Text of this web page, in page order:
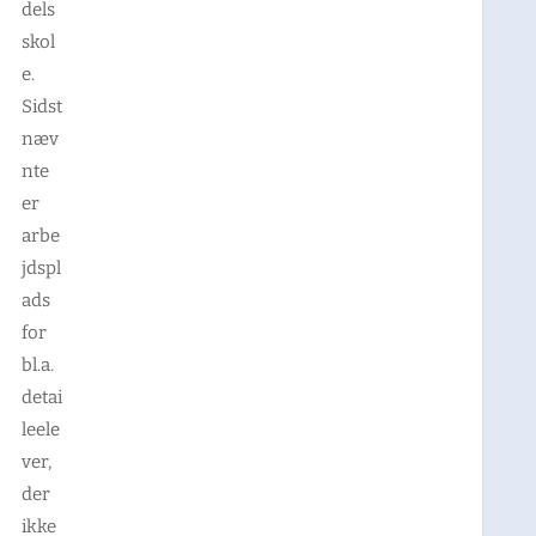
dels
skol
e.
Sidst
næv
nte
er
arbe
jdspl
ads
for
bl.a.
detai
leele
ver,
der
ikke